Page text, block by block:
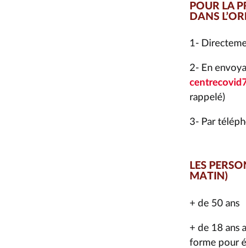
POUR LA
DANS
1-
2- En
rappelé)
3- Par
LES
MATIN)
+ de 50 ans
+ de 18 ans
forme pour